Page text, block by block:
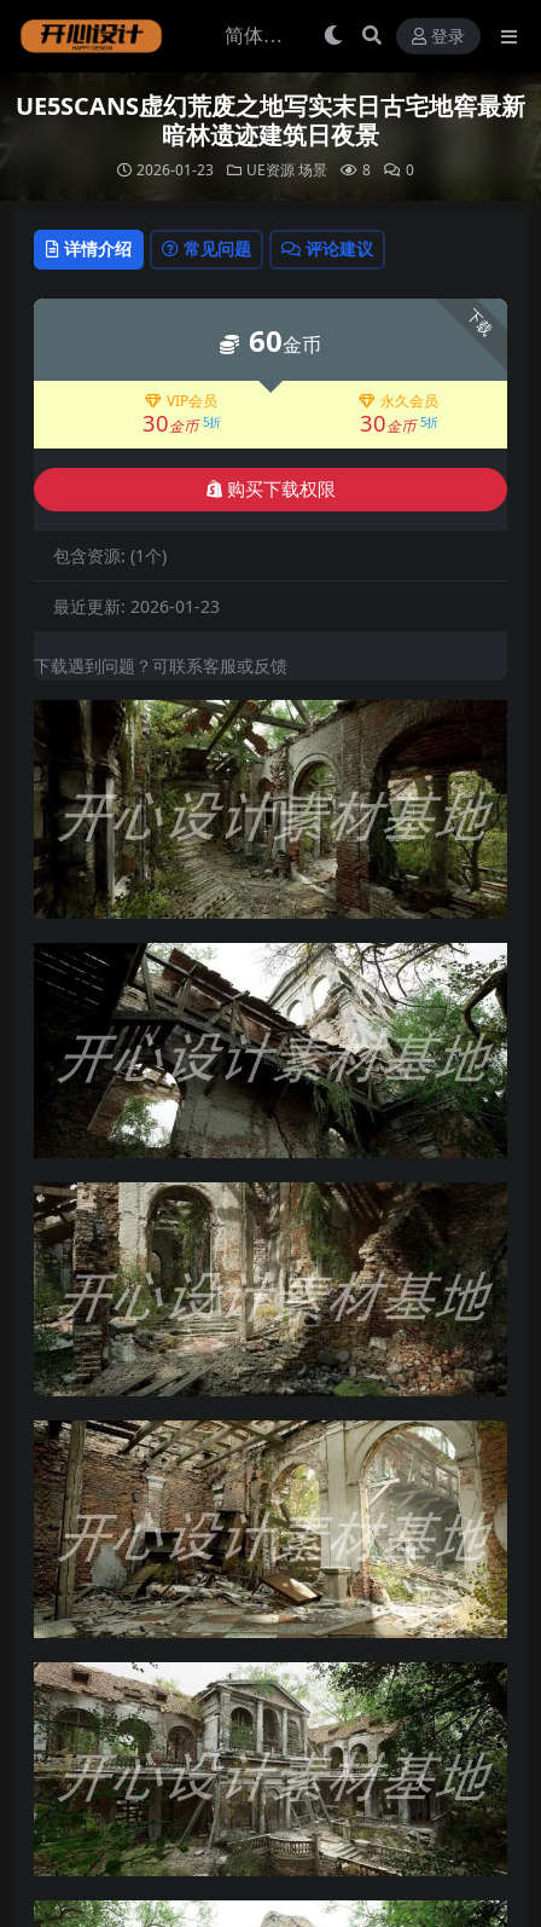
登录
UE5SCANS虚幻荒废之地写实末日古宅地窖最新
暗林遗迹建筑日夜景
2026-01-23 UE资源场景 8 0
详情介绍 常见问题 评论建议
下载
60金币
VIP会员
30金币 5折
永久会员
30金币 5折
购买下载权限
包含资源: (1个)
最近更新: 2026-01-23
下载遇到问题？可联系客服或反馈